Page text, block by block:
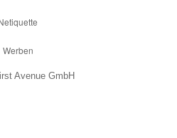
Werben
Avenue GmbH